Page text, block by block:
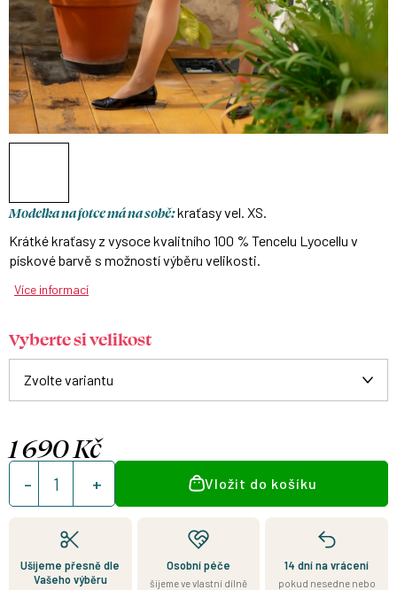
Modelka na fotce má na sobě:kraťasy vel. XS.
Krátké kraťasy z vysoce kvalitního 100 % Tencelu Lyocellu v
pískové barvě s možností výběru velikosti.
Více informací
Vyberte si velikost
1 690 Kč
Měrná
cena:
Vložit do košíku
Ušijeme přesně dle
Vašeho výběru
Osobní péče
šijeme ve vlastní dílně
14 dní na vrácení
pokud nesedne nebo